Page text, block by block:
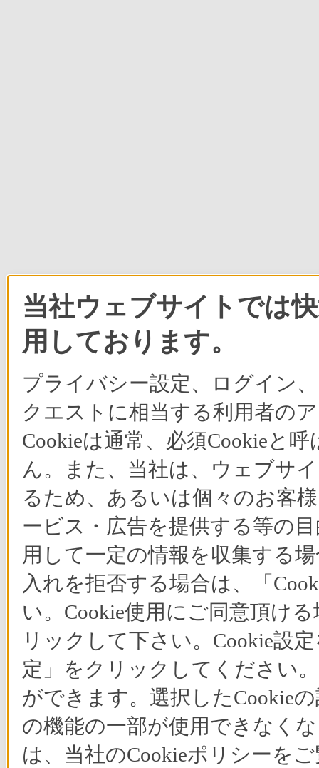
当社ウェブサイトでは
用しております。
プライバシー設定、ログイン
クエストに相当する利用者の
Cookieは通常、必須Cookieと
ん。また、当社は、ウェブサ
るため、あるいは個々のお客
ービス・広告を提供する等の
用して一定の情報を収集する
入れを拒否する場合は、「
い。Cookie使用にご同意頂け
リックして下さい。Cookie設
定」をクリックしてください
ができます。選択したCookie
の機能の一部が使用できなく
は、当社のCookieポリシーを